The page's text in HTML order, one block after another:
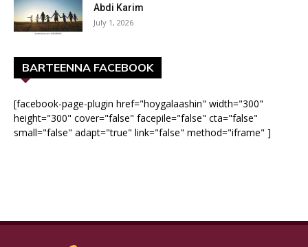
Abdi Karim
July 1, 2026
BARTEENNA FACEBOOK
[facebook-page-plugin href="hoygalaashin" width="300"
height="300" cover="false" facepile="false" cta="false"
small="false" adapt="true" link="false" method="iframe" ]